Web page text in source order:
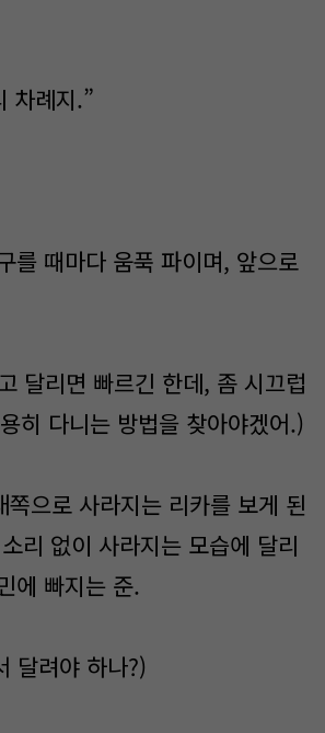
차례지.”
를 때마다 움푹 파이며, 앞으로
달리면 빠르긴 한데, 좀 시끄럽
히 다니는 방법을 찾아야겠어.)
쪽으로 사라지는 리카를 보게 된
리 없이 사라지는 모습에 달리
에 빠지는 준.
달려야 하나?)